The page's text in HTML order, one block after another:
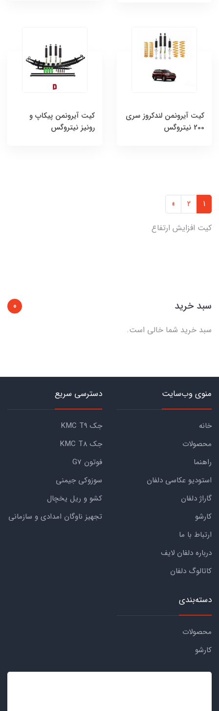
كیت آیرونمن لندکروز سری
200 نيتروگس
كیت آیرونمن پیکاپ و
رونیز نیتروگس
1
2
»
کیت افزایش ارتفاع
سبد خرید
0
سبد خرید شما خالی است.
منوی وب‌سایت
خانه
محصولات
راهنما
استودیو عکاسی دلفان
گاراژ دلفان
کارشو
ارتباط با ما
درباره دلفان لایف
کاتالوگ دلفان
دسترسی سریع
جک KMC T9
جک KMC T8
فوتون G7
سوزوکی جیمنی
کشو و ریل یخچال
تجهیز ناوگان امدادی و سازمانی
دسته‌بندی
محصولات
کارشو